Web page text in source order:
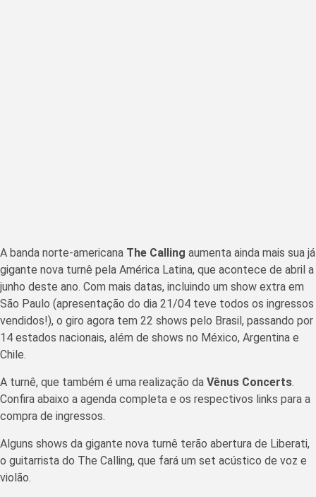
A banda norte-americana The Calling aumenta ainda mais sua já
gigante nova turnê pela América Latina, que acontece de abril a
junho deste ano. Com mais datas, incluindo um show extra em
São Paulo (apresentação do dia 21/04 teve todos os ingressos
vendidos!), o giro agora tem 22 shows pelo Brasil, passando por
14 estados nacionais, além de shows no México, Argentina e
Chile.
A turnê, que também é uma realização da Vênus Concerts.
Confira abaixo a agenda completa e os respectivos links para a
compra de ingressos.
Alguns shows da gigante nova turnê terão abertura de Liberati,
o guitarrista do The Calling, que fará um set acústico de voz e
violão.